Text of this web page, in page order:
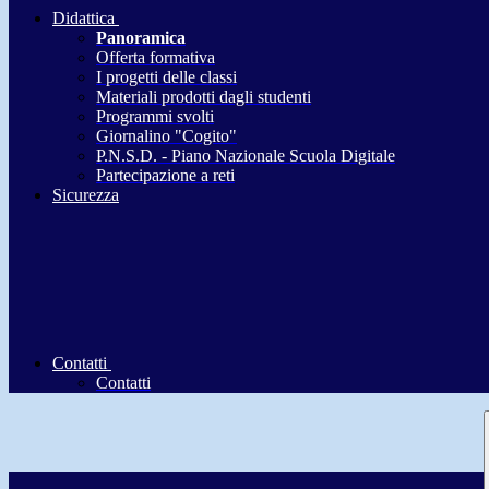
Didattica
Panoramica
Offerta formativa
I progetti delle classi
Materiali prodotti dagli studenti
Programmi svolti
Giornalino "Cogito"
P.N.S.D. - Piano Nazionale Scuola Digitale
Partecipazione a reti
Sicurezza
Contatti
Contatti